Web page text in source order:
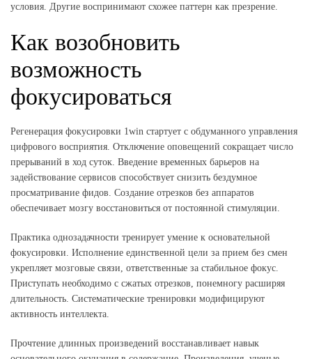
условия. Другие воспринимают схожее паттерн как презрение.
Как возобновить
возможность
фокусироваться
Регенерация фокусировки 1win стартует с обдуманного управления
цифрового восприятия. Отключение оповещений сокращает число
прерываний в ход суток. Введение временных барьеров на
задействование сервисов способствует снизить бездумное
просматривание фидов. Создание отрезков без аппаратов
обеспечивает мозгу восстановиться от постоянной стимуляции.
Практика однозадачности тренирует умение к основательной
фокусировки. Исполнение единственной цели за прием без смен
укрепляет мозговые связи, ответственные за стабильное фокус.
Приступать необходимо с сжатых отрезков, понемногу расширяя
длительность. Систематические тренировки модифицируют
активность интеллекта.
Прочтение длинных произведений восстанавливает навык